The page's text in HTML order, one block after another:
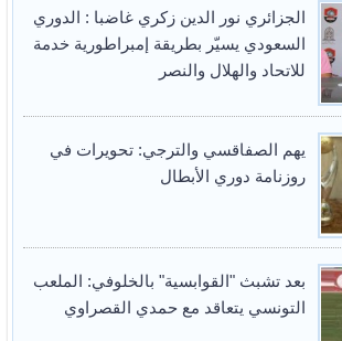
الجزائري نور الدين زكري غاضبا : الدوري
السعودي يسيّر بطريقة إمبراطورية خدمة
للاتحاد والهلال والنصر
يهم الصفاقسي والترجي: تحويرات في
روزنامة دوري الأبطال
بعد تشبث "القوابسية" بالخلوفي: الملعب
التونسي يتعاقد مع حمدي القصراوي